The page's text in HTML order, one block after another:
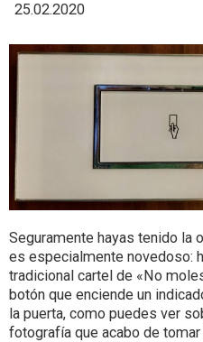
25.02.2020
Seguramente hayas tenido la
es especialmente novedoso:
tradicional cartel de «No
botón que enciende un
la puerta, como puedes ver
fotografía que acabo de